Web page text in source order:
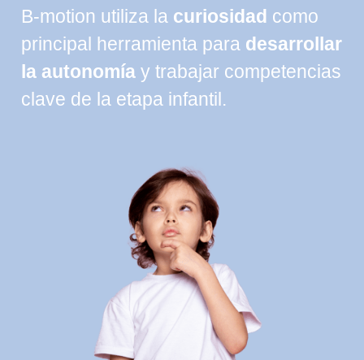
B-motion utiliza la curiosidad como
principal herramienta para desarrollar
la autonomía y trabajar competencias
clave de la etapa infantil.